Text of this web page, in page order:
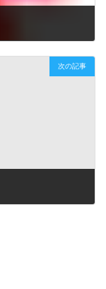
次の記事